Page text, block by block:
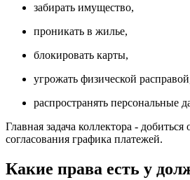
забирать имущество,
проникать в жилье,
блокировать карты,
угрожать физической
распространять персональные
Главная задача коллектора -
согласования графика платежей.
Какие права есть у